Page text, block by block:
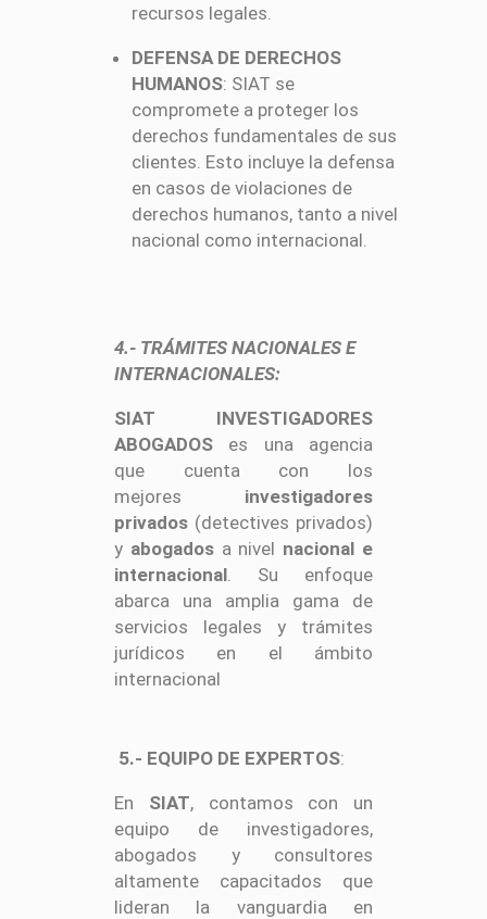
recursos legales.
DEFENSA DE DERECHOS
HUMANOS: SIAT se
compromete a proteger los
derechos fundamentales de sus
clientes. Esto incluye la defensa
en casos de violaciones de
derechos humanos, tanto a nivel
nacional como internacional.
4.- TRÁMITES NACIONALES E
INTERNACIONALES:
SIAT INVESTIGADORES
ABOGADOSes una agencia
que cuenta con los
mejores investigadores
privados(detectives privados)
y abogadosa nivel nacional e
internacional. Su enfoque
abarca una amplia gama de
servicios legales y trámites
jurídicos en el ámbito
internacional
5.- EQUIPO DE EXPERTOS:
En SIAT, contamos con un
equipo de investigadores,
abogados y consultores
altamente capacitados que
lideran la vanguardia en